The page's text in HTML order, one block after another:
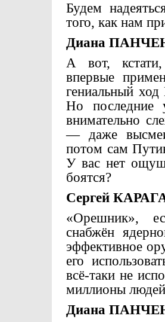
Будем
того, как нам
Диана
А вот,
впервые
гениальный
Но
внимательно
— даже
потом сам
У вас нет
боятся?
Сергей
«Орешник»,
снабжён
эффективное
его
всё-таки не
миллионы
Диана